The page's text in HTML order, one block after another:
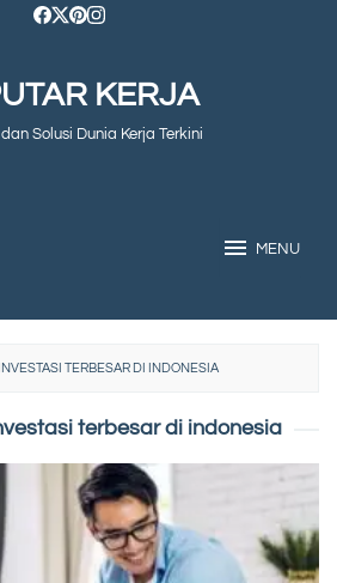
KERJA
Solusi Dunia Kerja Terkini
MENU
TERBESAR DI INDONESIA
terbesar di indonesia